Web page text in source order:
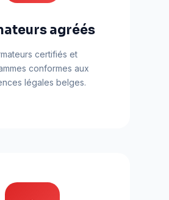
agréés
certifiés et
conformes aux
légales belges.